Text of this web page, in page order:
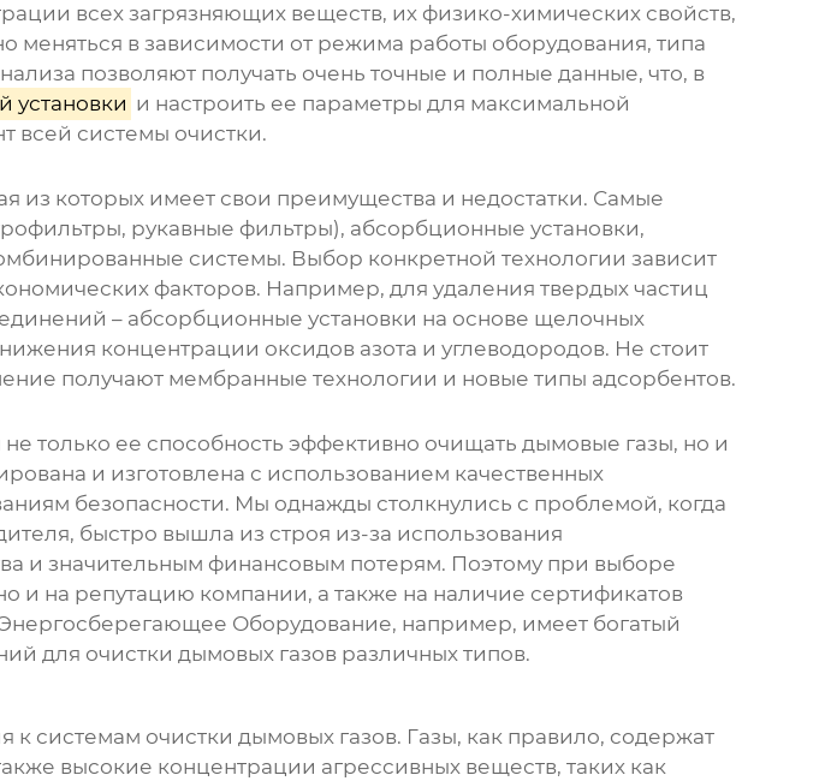
всех загрязняющих веществ, их физико-химических свойств,
меняться в зависимости от режима работы оборудования, типа
позволяют получать очень точные и полные данные, что, в
установки и настроить ее параметры для максимальной
всей системы очистки.
из которых имеет свои преимущества и недостатки. Самые
рукавные фильтры), абсорбционные установки,
системы. Выбор конкретной технологии зависит
факторов. Например, для удаления твердых частиц
– абсорбционные установки на основе щелочных
концентрации оксидов азота и углеводородов. Не стоит
получают мембранные технологии и новые типы адсорбентов.
не только ее способность эффективно очищать дымовые газы, но и
и изготовлена с использованием качественных
безопасности. Мы однажды столкнулись с проблемой, когда
быстро вышла из строя из-за использования
и значительным финансовым потерям. Поэтому при выборе
и на репутацию компании, а также на наличие сертификатов
Оборудование, например, имеет богатый
для очистки дымовых газов различных типов.
системам очистки дымовых газов. Газы, как правило, содержат
высокие концентрации агрессивных веществ, таких как